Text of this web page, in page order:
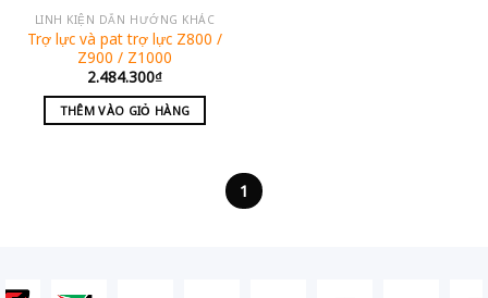
LINH KIỆN DẪN HƯỚNG KHÁC
Trợ lực và pat trợ lực Z800 /
Z900 / Z1000
2.484.300₫
THÊM VÀO GIỎ HÀNG
1